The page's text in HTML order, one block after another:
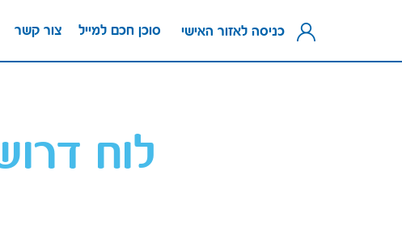
צור קשר סוכן חכם למייל כניסה לאזור האישי
לוח